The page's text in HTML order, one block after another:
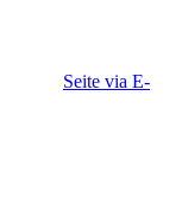
Seite via E-